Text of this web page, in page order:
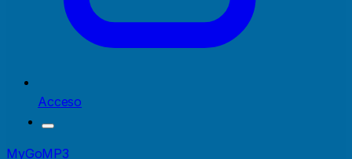
Acceso
MyGoMP3